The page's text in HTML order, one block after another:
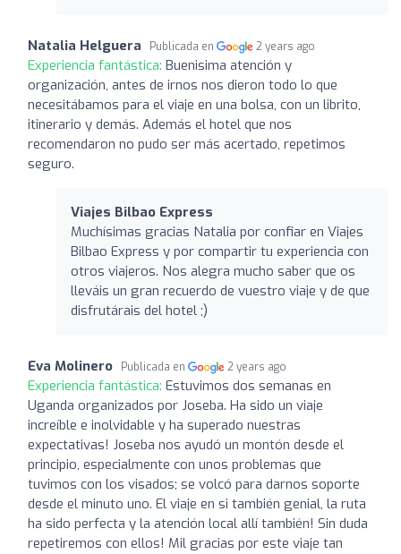
Natalia Helguera Publicada en 2 years ago
Experiencia fantástica: Buenisima atención y
organización, antes de irnos nos dieron todo lo que
necesitábamos para el viaje en una bolsa, con un librito,
itinerario y demás. Además el hotel que nos
recomendaron no pudo ser más acertado, repetimos
seguro.
Viajes Bilbao Express
Muchísimas gracias Natalia por confiar en Viajes
Bilbao Express y por compartir tu experiencia con
otros viajeros. Nos alegra mucho saber que os
lleváis un gran recuerdo de vuestro viaje y de que
disfrutárais del hotel ;)
Eva Molinero Publicada en 2 years ago
Experiencia fantástica: Estuvimos dos semanas en
Uganda organizados por Joseba. Ha sido un viaje
increíble e inolvidable y ha superado nuestras
expectativas! Joseba nos ayudó un montón desde el
principio, especialmente con unos problemas que
tuvimos con los visados; se volcó para darnos soporte
desde el minuto uno. El viaje en si también genial, la ruta
ha sido perfecta y la atención local allí también! Sin duda
repetiremos con ellos! Mil gracias por este viaje tan